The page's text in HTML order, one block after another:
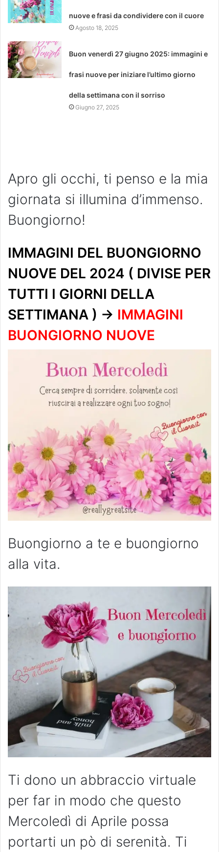
nuove e frasi da condividere con il cuore
Agosto 18, 2025
Buon venerdì 27 giugno 2025: immagini e
frasi nuove per iniziare l’ultimo giorno
della settimana con il sorriso
Giugno 27, 2025
Apro gli occhi, ti penso e la mia
giornata si illumina d’immenso.
Buongiorno!
IMMAGINI DEL BUONGIORNO
NUOVE DEL 2024 ( DIVISE PER
TUTTI I GIORNI DELLA
SETTIMANA ) -> IMMAGINI
BUONGIORNO NUOVE
Buongiorno a te e buongiorno
alla vita.
Ti dono un abbraccio virtuale
per far in modo che questo
Mercoledì di Aprile possa
portarti un pò di serenità. Ti